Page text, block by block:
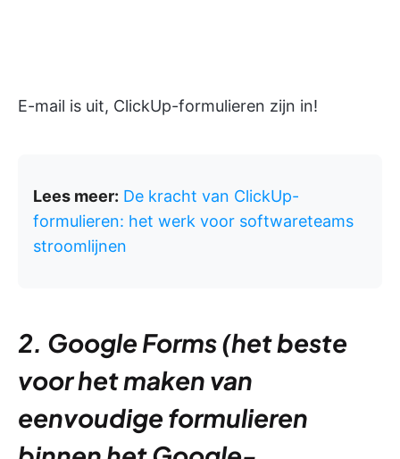
E-mail is uit, ClickUp-formulieren zijn in!
Lees meer: De kracht van ClickUp-
formulieren: het werk voor softwareteams
stroomlijnen
2. Google Forms (het beste
voor het maken van
eenvoudige formulieren